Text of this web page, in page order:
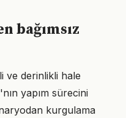
bağımsız
ve derinlikli hale
yapım sürecini
kurgulama